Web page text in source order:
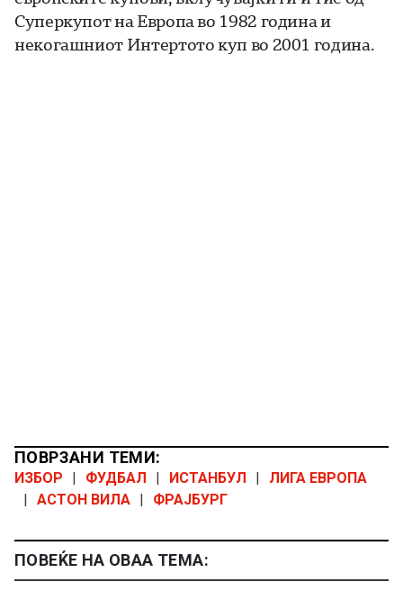
Суперкупот на Европа во 1982 година и
некогашниот Интертото куп во 2001 година.
ПОВРЗАНИ ТЕМИ:
ИЗБОР | ФУДБАЛ | ИСТАНБУЛ |
ЛИГА ЕВРОПА
| АСТОН ВИЛА | ФРАЈБУРГ
ПОВЕЌЕ НА ОВАА ТЕМА: